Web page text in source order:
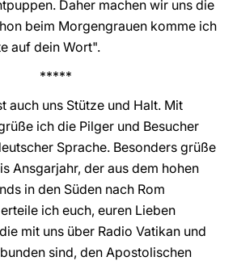
Daher machen wir uns die
beim Morgengrauen komme ich
auf dein Wort".
*****
auch uns Stütze und Halt. Mit
ich die Pilger und Besucher
Sprache. Besonders grüße
Ansgarjahr, der aus dem hohen
in den Süden nach Rom
ich euch, euren Lieben
mit uns über Radio Vatikan und
sind, den Apostolischen